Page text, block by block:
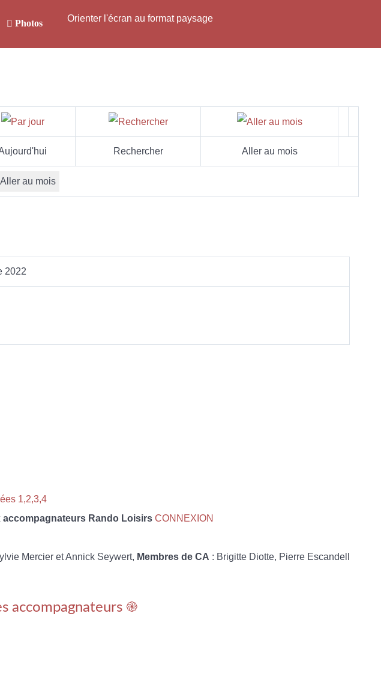
Photos Orienter l'écran au format paysage
Rechercher Aller au mois
Aller au mois
2022
1,2,3,4
Rando Loisirs CONNEXION
Mercier et Annick Seywert, Membres de CA : Brigitte Diotte, Pierre Escandell
accompagnateurs ֎